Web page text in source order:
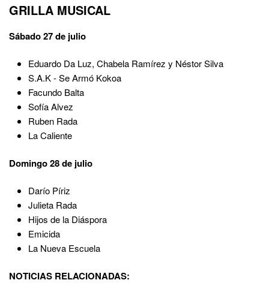
GRILLA MUSICAL
Sábado 27 de julio
Eduardo Da Luz, Chabela Ramírez y Néstor Silva
S.A.K - Se Armó Kokoa
Facundo Balta
Sofía Alvez
Ruben Rada
La Caliente
Domingo 28 de julio
Darío Píriz
Julieta Rada
Hijos de la Diáspora
Emicida
La Nueva Escuela
NOTICIAS RELACIONADAS: